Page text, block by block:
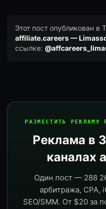
Этот пост опубликован в
affiliate.careers —
ссылке:
РАЗМЕСТИТЬ РЕКЛАМУ
Реклама в
каналах
Один пост — 288
арбитража, CPA,
SEO/SMM. От $20 за